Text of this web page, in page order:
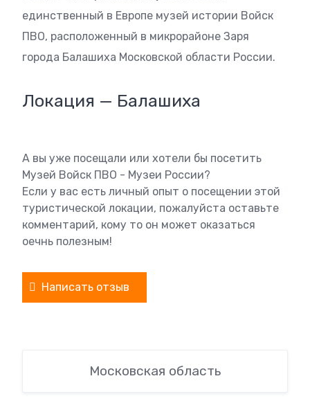
единственный в Европе музей истории Войск
ПВО, расположенный в микрорайоне Заря
города Балашиха Московской области России.
Локация — Балашиха
А вы уже посещали или хотели бы посетить
Музей Войск ПВО - Музеи России?
Если у вас есть личный опыт о посещении этой
туристической локации, пожалуйста оставьте
комментарий, кому то он может оказаться
оечнь полезным!
Написать отзыв
Московская область